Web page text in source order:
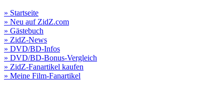
» Startseite
» Neu auf ZidZ.com
» Gästebuch
» ZidZ-News
» DVD/BD-Infos
» DVD/BD-Bonus-Vergleich
» ZidZ-Fanartikel kaufen
» Meine Film-Fanartikel